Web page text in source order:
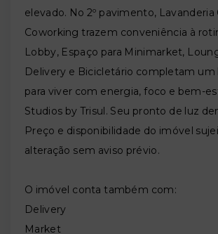
elevado. No 2º pavimento, Lavanderia
Coworking trazem conveniência à
Lobby, Espaço para Minimarket,
Delivery e Bicicletário completam um
para viver com energia, foco e bem-
Studios by Trisul. Seu pronto de luz
Preço e disponibilidade do imóvel
alteração sem aviso prévio.
O imóvel conta também com:
Delivery
Market